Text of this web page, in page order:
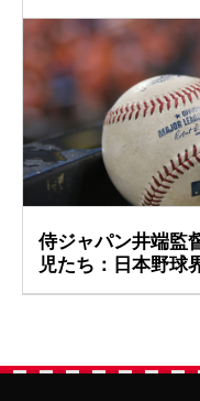
侍ジャパン井端監
児たち：日本野球